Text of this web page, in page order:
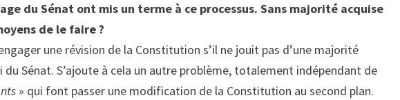
du Sénat ont mis un terme à ce processus. Sans majorité acquise
de le faire ?
une révision de la Constitution s’il ne jouit pas d’une majorité
Sénat. S’ajoute à cela un autre problème, totalement indépendant de
» qui font passer une modification de la Constitution au second plan.